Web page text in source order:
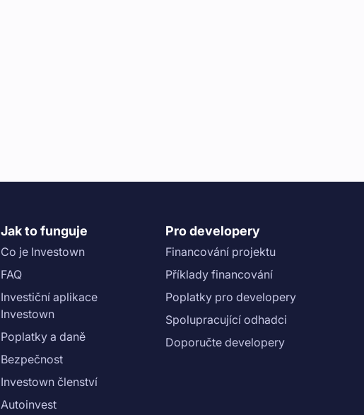
Jak to funguje
Co je Investown
FAQ
Investiční aplikace
Investown
Poplatky a daně
Bezpečnost
Investown členství
Autoinvest
Pro developery
Financování projektu
Příklady financování
Poplatky pro developery
Spolupracující odhadci
Doporučte developery